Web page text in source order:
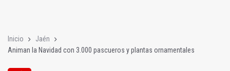
Inicio
Jaén
Animan la Navidad con 3.000 pascueros y plantas ornamentales